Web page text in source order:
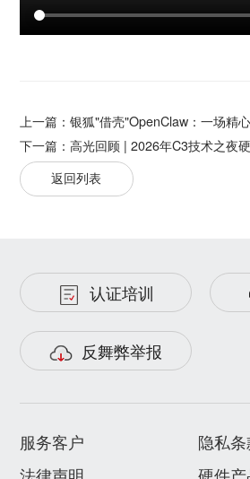
上一篇：银狐"借壳"OpenClaw：一场精
下一篇：高光回顾 | 2026年C3技术之夜
返回列表
认证培训
反舞弊举报
服务客户
隐私